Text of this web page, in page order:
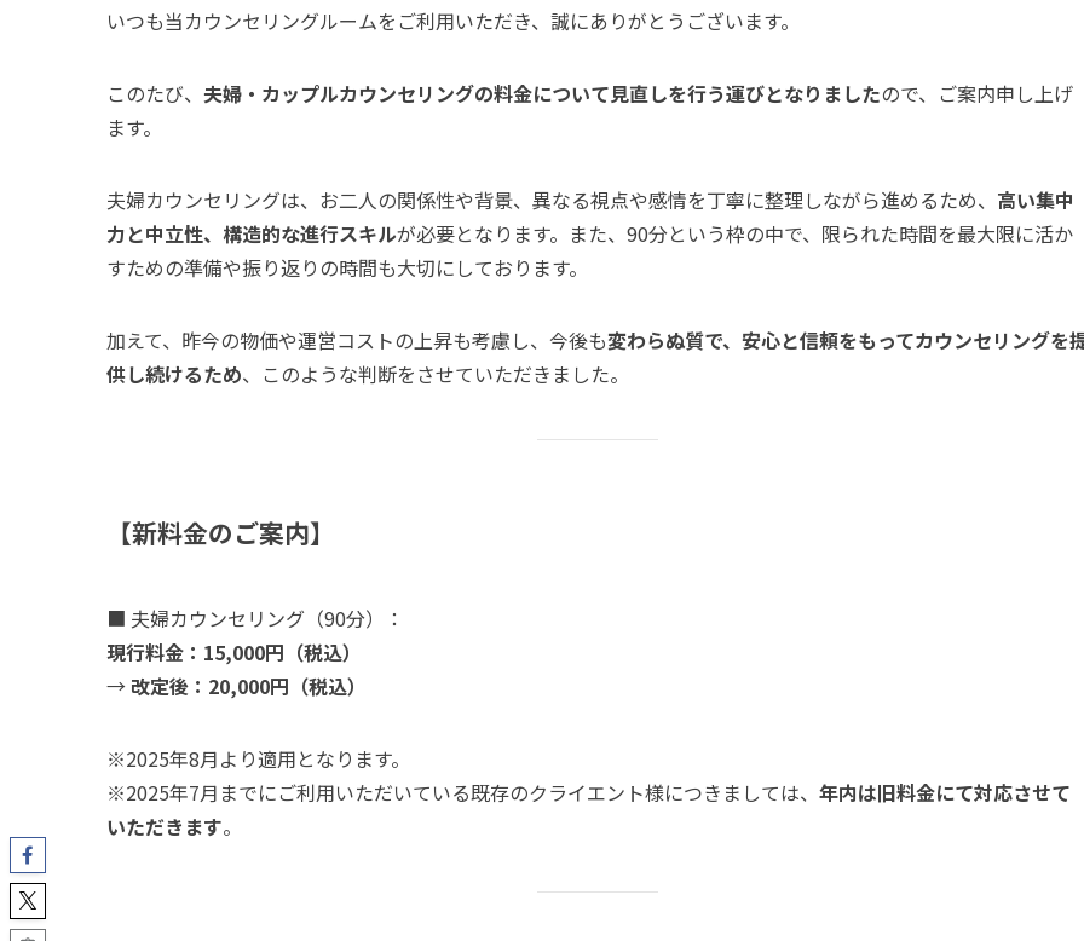
いつも当カウンセリングルームをご利用いただき、誠にありがとうございます。
このたび、 夫婦・カップルカウンセリングの料金について見直しを行う運びとなりましたので、ご案内申し上げ
ます。
夫婦カウンセリングは、お二人の関係性や背景、異なる視点や感情を丁寧に整理しながら進めるため、 高い集中
力と中立性、構造的な進行スキルが必要となります。また、90分という枠の中で、限られた時間を最大限に活か
すための準備や振り返りの時間も大切にしております。
加えて、昨今の物価や運営コストの上昇も考慮し、今後も変わらぬ質で、安心と信頼をもってカウンセリングを
供し続けるため、このような判断をさせていただきました。
【新料金のご案内】
■ 夫婦カウンセリング（90分）：
現行料金：15,000円（税込）
→ 改定後：20,000円（税込）
※2025年8月より適用となります。
※2025年7月までにご利用いただいている既存のクライエント様につきましては、 年内は旧料金にて対応させて
いただきます。